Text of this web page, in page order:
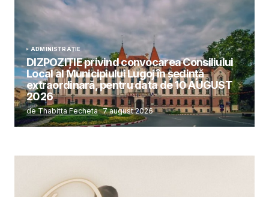
ADMINISTRAȚIE
DIZPOZIȚIE privind convocarea Consiliului
Local al Municipiului Lugoj în şedinţă
extraordinară, pentru data de 10 AUGUST
2026
de Thabitta Fecheta 7 august 2026